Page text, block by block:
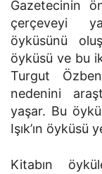
Gazetecinin
çerçeveyi
öyküsünü
öyküsü ve bu
Turgut
nedenini
yaşar. Bu
Işık’ın öyküsü
Kitabın